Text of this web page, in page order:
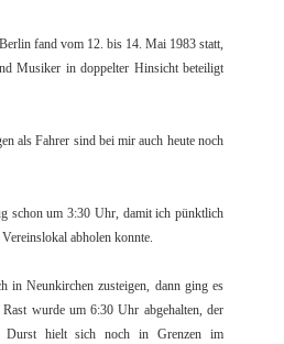
fand vom 12. bis 14. Mai 1983 statt,
Musiker in doppelter Hinsicht beteiligt
als Fahrer sind bei mir auch heute noch
schon um 3:30 Uhr, damit ich pünktlich
abholen konnte.
in Neunkirchen zusteigen, dann ging es
wurde um 6:30 Uhr abgehalten, der
Durst hielt sich noch in Grenzen im